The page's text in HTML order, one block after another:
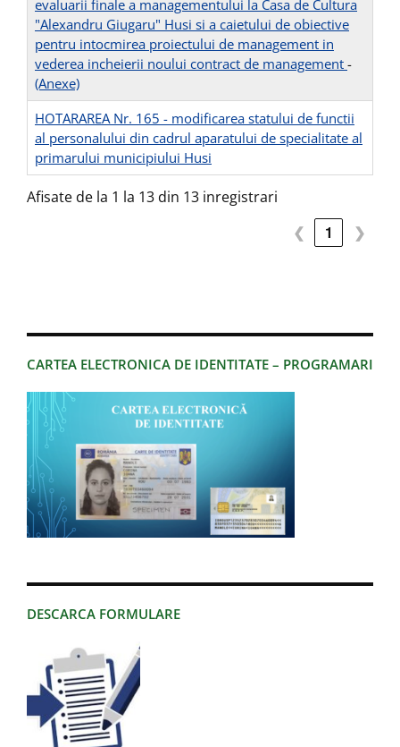
CARTEA ELECTRONICA DE IDENTITATE – PROGRAMARI
DESCARCA FORMULARE
evaluarii finale a managementului la Casa de Cultura
"Alexandru Giugaru" Husi si a caietului de obiective
pentru intocmirea proiectului de management in
vederea incheierii noului contract de management -
(Anexe)
HOTARAREA Nr. 165 - modificarea statului de functii
al personalului din cadrul aparatului de specialitate al
primarului municipiului Husi
Afisate de la 1 la 13 din 13 inregistrari
❮ 1 ❯